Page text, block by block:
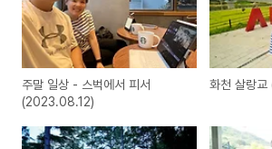
주말 일상 - 스벅에서 피서
(2023.08.12)
화천 살랑